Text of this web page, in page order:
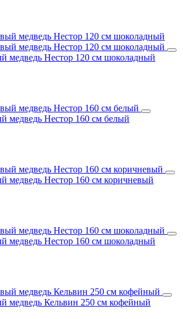
медведь Нестор 120 см шоколадный
медведь Нестор 160 см белый
медведь Нестор 160 см коричневый
медведь Нестор 160 см шоколадный
медведь Кельвин 250 см кофейный